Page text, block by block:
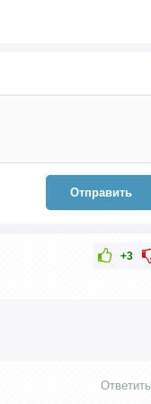
Отправить
+3
Ответить